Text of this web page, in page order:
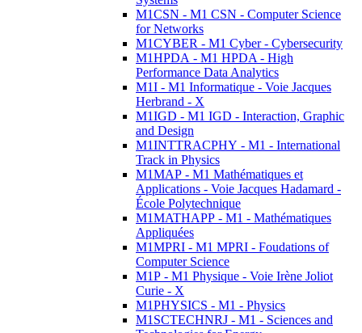
M1CSN - M1 CSN - Computer Science
for Networks
M1CYBER - M1 Cyber - Cybersecurity
M1HPDA - M1 HPDA - High
Performance Data Analytics
M1I - M1 Informatique - Voie Jacques
Herbrand - X
M1IGD - M1 IGD - Interaction, Graphic
and Design
M1INTTRACPHY - M1 - International
Track in Physics
M1MAP - M1 Mathématiques et
Applications - Voie Jacques Hadamard -
École Polytechnique
M1MATHAPP - M1 - Mathématiques
Appliquées
M1MPRI - M1 MPRI - Foudations of
Computer Science
M1P - M1 Physique - Voie Irène Joliot
Curie - X
M1PHYSICS - M1 - Physics
M1SCTECHNRJ - M1 - Sciences and